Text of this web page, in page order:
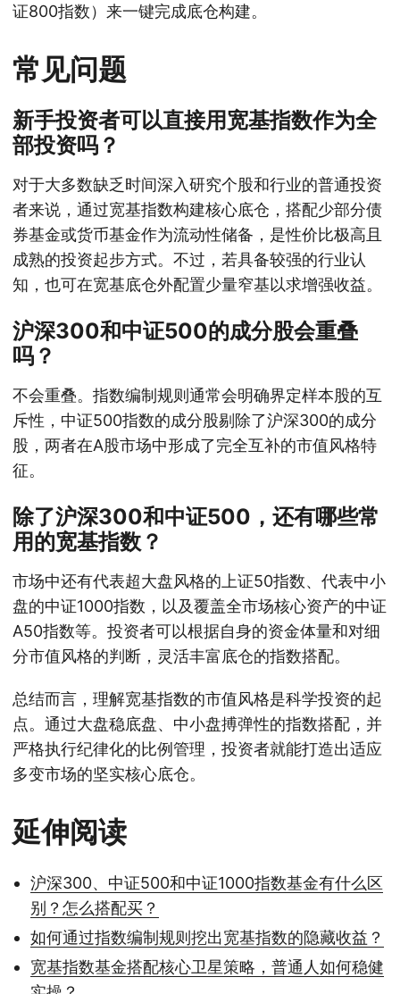
证800指数）来一键完成底仓构建。
常见问题
新手投资者可以直接用宽基指数作为全
部投资吗？
对于大多数缺乏时间深入研究个股和行业的普通投资
者来说，通过宽基指数构建核心底仓，搭配少部分债
券基金或货币基金作为流动性储备，是性价比极高且
成熟的投资起步方式。不过，若具备较强的行业认
知，也可在宽基底仓外配置少量窄基以求增强收益。
沪深300和中证500的成分股会重叠
吗？
不会重叠。指数编制规则通常会明确界定样本股的互
斥性，中证500指数的成分股剔除了沪深300的成分
股，两者在A股市场中形成了完全互补的市值风格特
征。
除了沪深300和中证500，还有哪些常
用的宽基指数？
市场中还有代表超大盘风格的上证50指数、代表中小
盘的中证1000指数，以及覆盖全市场核心资产的中证
A50指数等。投资者可以根据自身的资金体量和对细
分市值风格的判断，灵活丰富底仓的指数搭配。
总结而言，理解宽基指数的市值风格是科学投资的起
点。通过大盘稳底盘、中小盘搏弹性的指数搭配，并
严格执行纪律化的比例管理，投资者就能打造出适应
多变市场的坚实核心底仓。
延伸阅读
沪深300、中证500和中证1000指数基金有什么区
别？怎么搭配买？
如何通过指数编制规则挖出宽基指数的隐藏收益？
宽基指数基金搭配核心卫星策略，普通人如何稳健